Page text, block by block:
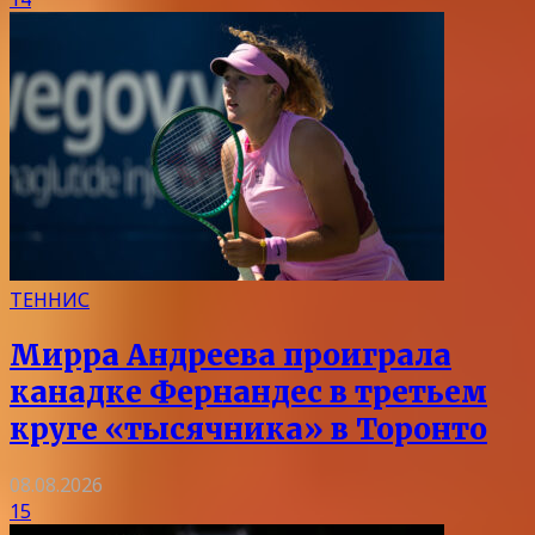
ТЕННИС
Мирра Андреева проиграла
канадке Фернандес в третьем
круге «тысячника» в Торонто
08.08.2026
15